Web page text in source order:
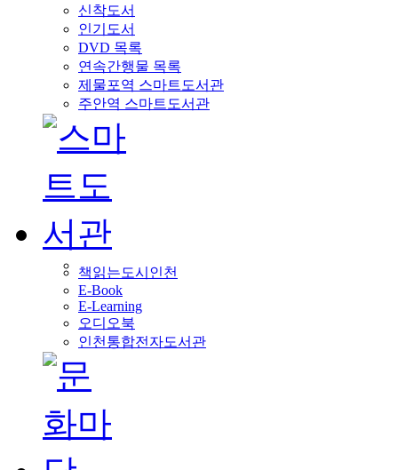
신착도서
인기도서
DVD 목록
연속간행물 목록
제물포역 스마트도서관
주안역 스마트도서관
책읽는도시인천
E-Book
E-Learning
오디오북
인천통합전자도서관